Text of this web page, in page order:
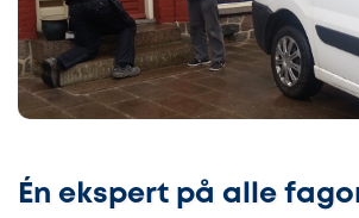
Én ekspert på alle